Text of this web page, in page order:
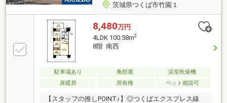
茨城県つくば市竹園１
8,480万円
4LDK 100.58m2
8階 南西
駐車場あり 角部屋
浴室乾燥機
床暖房
所有権 ペット相談可
【スタッフの推しPOINT♪】◎つくばエクスプレス線